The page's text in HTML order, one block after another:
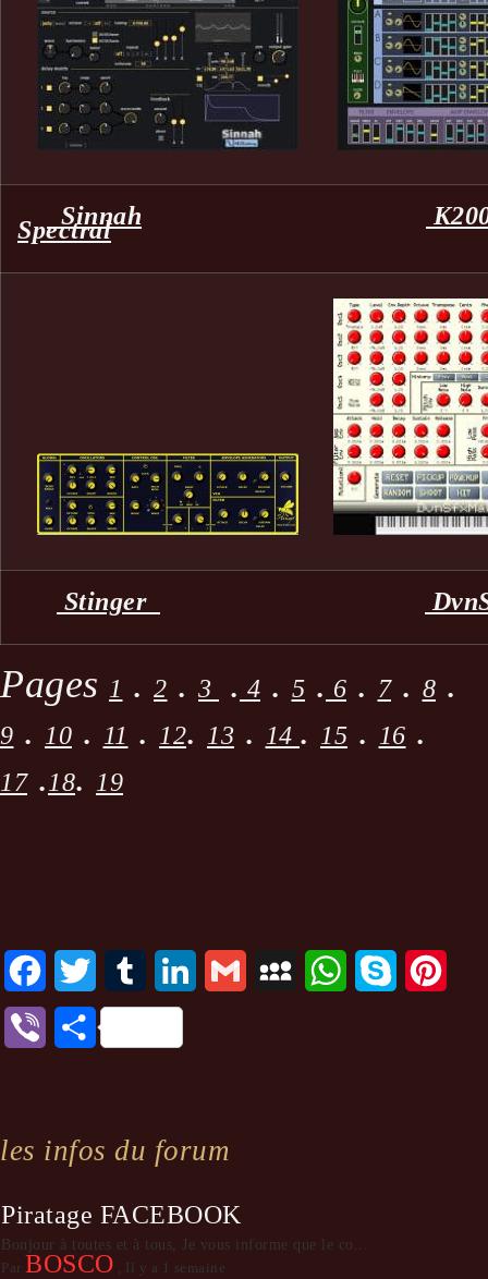
Sinnah
Spectral
Stinger
Pages 1 . 2 . 3 . 4 . 5 . 6 . 7. 8 .
9 . 10 . 11 . 12. 13 . 14 . 15 . 16 .
17. 18. 19
FacebookTwitter Tumblr LinkedInGmail MySpaceWhatsAppSkype
Viber Partager
les infos du forum
Piratage FACEBOOK
Bonjour à toutes et à tous, Je vous informe que le co...
Par BOSCO Il y a 1 semaine